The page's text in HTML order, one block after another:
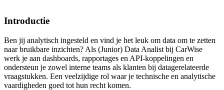
Introductie
Ben jij analytisch ingesteld en vind je het leuk om data om te zetten
naar bruikbare inzichten? Als (Junior) Data Analist bij CarWise
werk je aan dashboards, rapportages en API-koppelingen en
ondersteun je zowel interne teams als klanten bij datagerelateerde
vraagstukken. Een veelzijdige rol waar je technische en analytische
vaardigheden goed tot hun recht komen.